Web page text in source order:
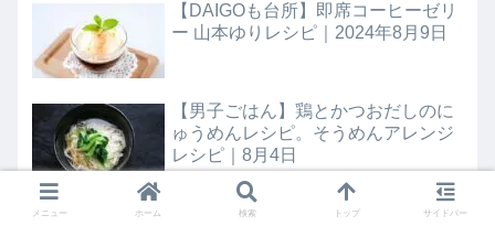
【DAIGOも台所】即席コーヒーゼリ
ー 山本ゆりレシピ｜2024年8月9日
【男子ごはん】鶏とかつおだしのに
ゅうめんレシピ。そうめんアレンジ
レシピ｜8月4日
メニュー ホーム 検索 トップ サイドバー